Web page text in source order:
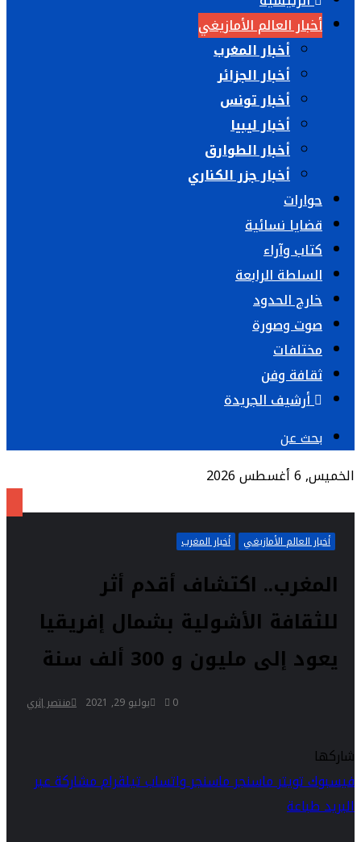
أخبار العالم الأمازيغي
أخبار المغرب
أخبار الجزائر
أخبار تونس
أخبار ليبيا
أخبار الطوارق
أخبار جزر الكناري
حوارات
قضايا نسائية
كتاب وآراء
السلطة الرابعة
خارج الحدود
صوت وصورة
مختلفات
ثقافة وفن
أرشيف الجريدة
بحث عن
الخميس, 6 أغسطس 2026
أخبار العالم الأمازيغي أخبار المغرب
المغرب.. اكتشاف أقدم أثر
للثقافة الأشولية بشمال إفريقيا
يعود إلى مليون و 300 ألف سنة
منتصر إثري يوليو 29, 2021 0
شاركها
فيسبوكتويترماسنجرماسنجرواتسابتيلقراممشاركة عبر
البريدطباعة